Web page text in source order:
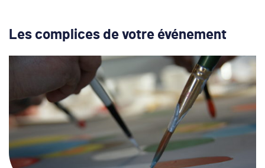
Les complices de votre événement